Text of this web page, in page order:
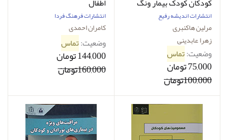
2015
انتشارات اندیشه رفیع
مرلین هاکنبری
زهرا عابدینی
وضعیت:تماس
75,000 تومان
100,000تومان
انتشارات فرهنگ فردا
کامران احمدی
وضعیت:تماس
144,000 تومان
160,000تومان